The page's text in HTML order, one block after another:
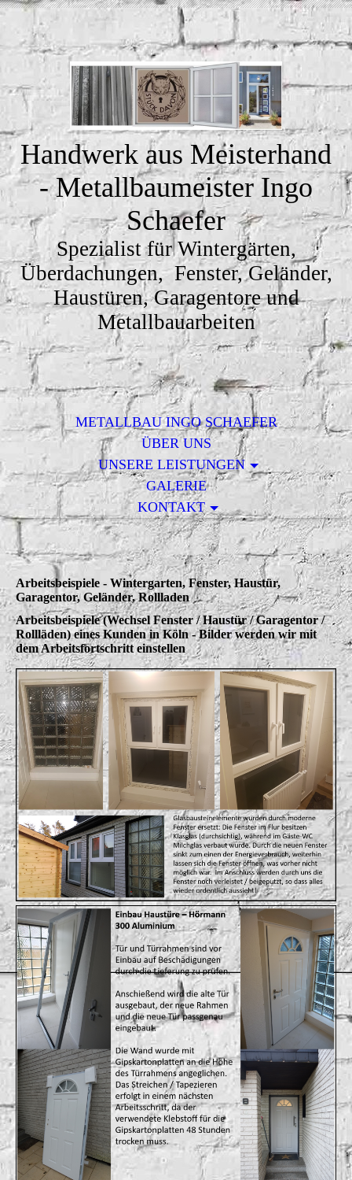
Handwerk aus Meisterhand
- Metallbaumeister Ingo
Schaefer
Spezialist für Wintergärten,
Überdachungen, Fenster, Geländer,
Haustüren, Garagentore und
Metallbauarbeiten
METALLBAU INGO SCHAEFER
ÜBER UNS
UNSERE LEISTUNGEN
GALERIE
KONTAKT
Arbeitsbeispiele - Wintergarten, Fenster, Haustür,
Garagentor, Geländer, Rollladen
Arbeitsbeispiele (Wechsel Fenster / Haustür / Garagentor /
Rollläden) eines Kunden in Köln - Bilder werden wir mit
dem Arbeitsfortschritt einstellen